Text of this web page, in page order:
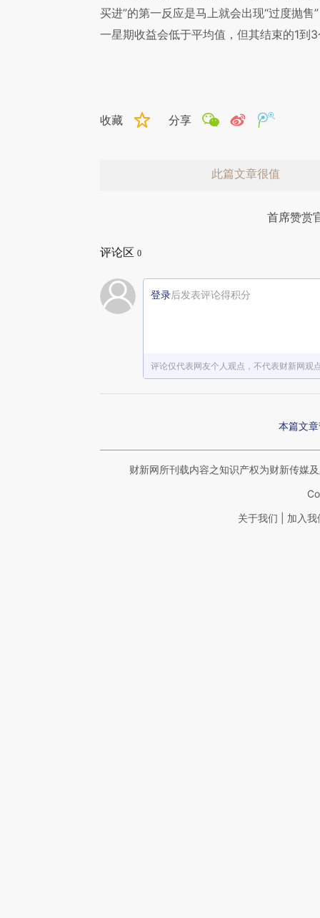
买进”的第一反应是马上就会出现“过度抛
一星期收益会低于平均值，但其结束的1
收藏 分享
此篇文章很值
首席赞赏
评论区 0
登录后发表评论得积分
评论仅代表网友个人观点，不代表财新网观
本篇文
财新网所刊载内容之知识产权为财新传媒
关于我们 加入我